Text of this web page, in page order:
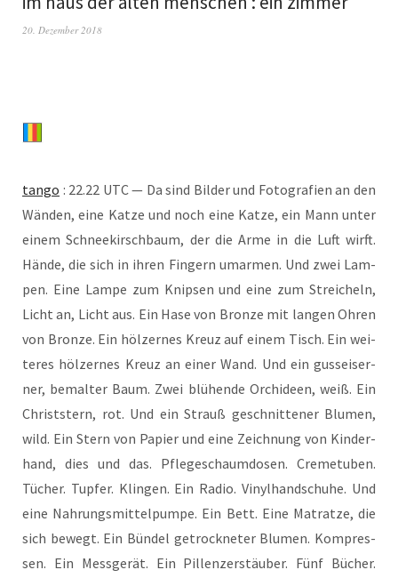
20. Dezember 2018
tan­go : 22.22 UTC — Da sind Bil­der und Foto­gra­fien an den
Wän­den, eine Kat­ze und noch eine Kat­ze, ein Mann unter
einem Schnee­kirsch­baum, der die Arme in die Luft wirft.
Hän­de, die sich in ihren Fin­gern umar­men. Und zwei Lam­
pen. Eine Lam­pe zum Knip­sen und eine zum Strei­cheln,
Licht an, Licht aus. Ein Hase von Bron­ze mit lan­gen Ohren
von Bron­ze. Ein höl­zer­nes Kreuz auf einem Tisch. Ein wei­
te­res höl­zer­nes Kreuz an einer Wand. Und ein guss­ei­ser­
ner, bemal­ter Baum. Zwei blü­hen­de Orchi­deen, weiß. Ein
Christ­stern, rot. Und ein Strauß geschnit­te­ner Blu­men,
wild. Ein Stern von Papier und eine Zeich­nung von Kin­der­
hand, dies und das. Pfle­ge­schaum­do­sen. Creme­tu­ben.
Tücher. Tup­fer. Klin­gen. Ein Radio. Vinyl­hand­schu­he. Und
eine Nah­rungs­mit­tel­pum­pe. Ein Bett. Eine Matrat­ze, die
sich bewegt. Ein Bün­del getrock­ne­ter Blu­men. Kom­pres­
sen. Ein Mess­ge­rät. Ein Pil­len­zer­stäu­ber. Fünf Bücher.